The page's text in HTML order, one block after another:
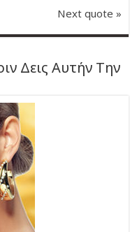
Next quote »
Δεις Αυτήν Την